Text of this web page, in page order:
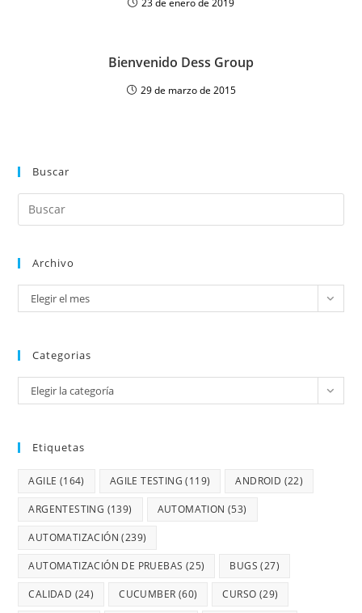
Bienvenido Dess Group
29 de marzo de 2015
Buscar
Archivo
Elegir el mes
Categorias
Elegir la categoría
Etiquetas
AGILE (164) AGILE TESTING (119) ANDROID (22)
ARGENTESTING (139) AUTOMATION (53)
AUTOMATIZACIÓN (239)
AUTOMATIZACIÓN DE PRUEBAS (25) BUGS (27)
CALIDAD (24) CUCUMBER (60) CURSO (29)